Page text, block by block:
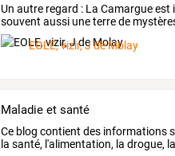
Un autre regard : La Camargueest
souvent aussi uneterrede
nous
EOLE, vizir, J de Molay
Maladie et santé
Ce blog contient des informations
la santé, l'alimentation, la drogue, la